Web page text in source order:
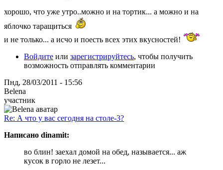
хорошо, что уже утро..можно и на тортик... а можно и на
яблочко таращиться
и не только... а исчо и поесть всех этих вкусностей!
Войдите или зарегистрируйтесь, чтобы получить
возможность отправлять комментарии
Пнд, 28/03/2011 - 15:56
Belena
участник
Re: А что у вас сегодня на столе-3?
Написано dinamit:
во блин! заехал домой на обед, называется... аж
кусок в горло не лезет...